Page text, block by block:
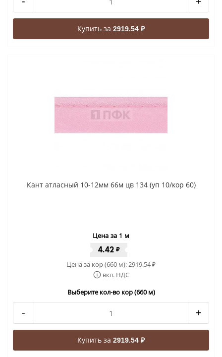
Купить за 2919.54 ₽
Кант атласный 10-12мм 66м цв 134 (уп 10/кор 60)
Цена за 1 м
4.42 ₽
Цена за кор (660 м):2919.54₽
вкл. НДС
Выберите кол-во кор (660 м)
- +
Купить за 2919.54 ₽